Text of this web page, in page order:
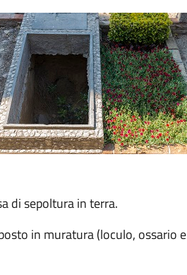
di sepoltura in terra.
in muratura (loculo, ossario e